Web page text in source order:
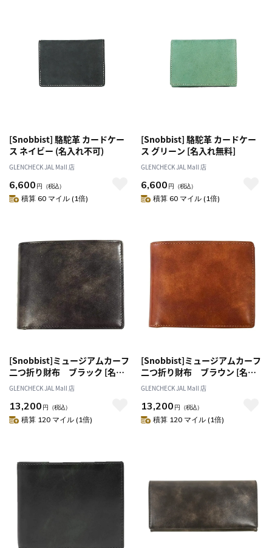
[Snobbist] 駱駝革 カードケー
ス ネイビー (名入れ不可)
GLENCHECK JAL Mall 店
6,600 円 （税込）
積算 60 マイル (1倍)
[Snobbist] 駱駝革 カードケー
ス グリーン [名入れ無料]
GLENCHECK JAL Mall 店
6,600 円 （税込）
積算 60 マイル (1倍)
[Snobbist]ミュージアムカーフ
二つ折り財布 ブラック [名入
れ無料]
GLENCHECK JAL Mall 店
13,200 円 （税込）
積算 120 マイル (1倍)
[Snobbist]ミュージアムカーフ
二つ折り財布 ブラウン [名入
れ無料]
GLENCHECK JAL Mall 店
13,200 円 （税込）
積算 120 マイル (1倍)